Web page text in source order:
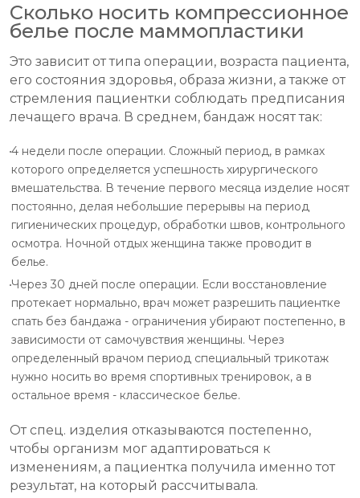
Сколько носить компрессионное
белье после маммопластики
Это зависит от типа операции, возраста пациента,
его состояния здоровья, образа жизни, а также от
стремления пациентки соблюдать предписания
лечащего врача. В среднем, бандаж носят так:
4 недели после операции. Сложный период, в рамках
которого определяется успешность хирургического
вмешательства. В течение первого месяца изделие носят
постоянно, делая небольшие перерывы на период
гигиенических процедур, обработки швов, контрольного
осмотра. Ночной отдых женщина также проводит в
белье.
Через 30 дней после операции. Если восстановление
протекает нормально, врач может разрешить пациентке
спать без бандажа - ограничения убирают постепенно, в
зависимости от самочувствия женщины. Через
определенный врачом период специальный трикотаж
нужно носить во время спортивных тренировок, а в
остальное время - классическое белье.
От спец. изделия отказываются постепенно,
чтобы организм мог адаптироваться к
изменениям, а пациентка получила именно тот
результат, на который рассчитывала.